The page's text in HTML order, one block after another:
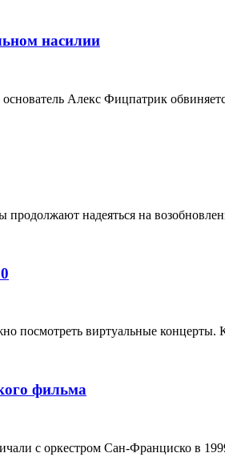
насилии
Алекс Фицпатрик
надеяться на
виртуальные концерты.
фильма
с оркестром Сан-Франциско в